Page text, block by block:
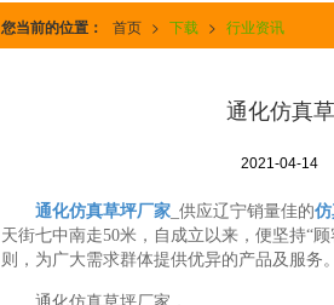
您当前的位置： 首页 > 下载 > 行业资讯
通化仿真
2021-04-14
通化仿真草坪厂家_供应辽宁销量佳的
天街七中南走50米，自成立以来，便坚持“
则，为广大需求群体提供优异的产品及服务。